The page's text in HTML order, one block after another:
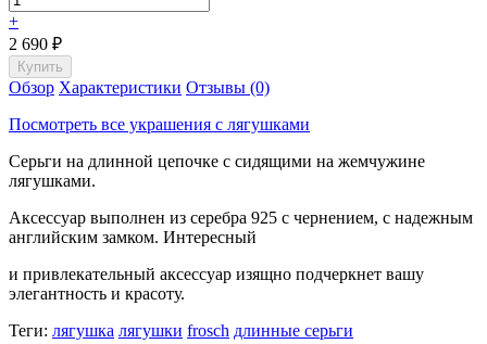
+
2 690 ₽
Обзор Характеристики Отзывы (0)
Посмотреть все украшения с лягушками
Серьги на длинной цепочке с сидящими на жемчужине
лягушками.
Аксессуар выполнен из серебра 925 с чернением, с надежным
английским замком. Интересный
и привлекательный аксессуар изящно подчеркнет вашу
элегантность и красоту.
Теги: лягушка лягушки frosch длинные серьги